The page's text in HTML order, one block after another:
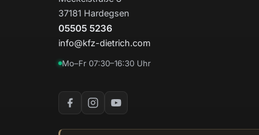
37181 Hardegsen
05505 5236
info@kfz-dietrich.com
Mo–Fr 07:30–16:30 Uhr